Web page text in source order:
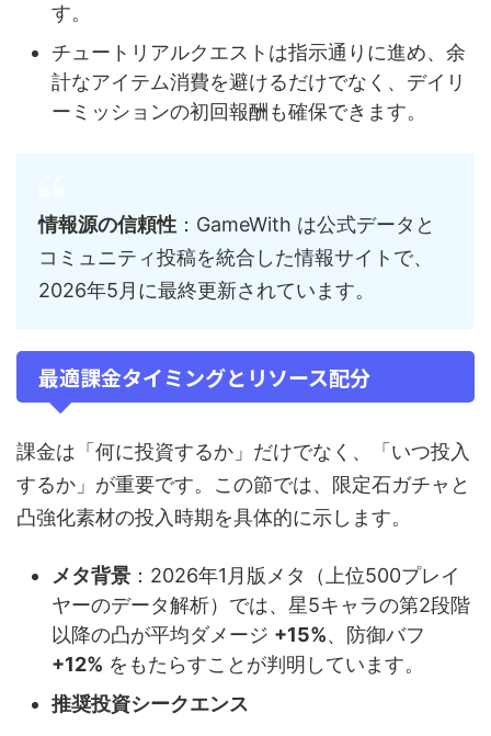
す。
チュートリアルクエストは指示通りに進め、余
計なアイテム消費を避けるだけでなく、デイリ
ーミッションの初回報酬も確保できます。
情報源の信頼性 ：GameWith は公式データと
コミュニティ投稿を統合した情報サイトで、
2026年5月に最終更新されています。
最適課金タイミングとリソース配分
課金は「何に投資するか」だけでなく、「いつ投入
するか」が重要です。この節では、限定石ガチャと
凸強化素材の投入時期を具体的に示します。
メタ背景 ：2026年1月版メタ（上位500プレイ
ヤーのデータ解析）では、星5キャラの第2段階
以降の凸が平均ダメージ +15%、防御バフ
+12% をもたらすことが判明しています。
推奨投資シークエンス